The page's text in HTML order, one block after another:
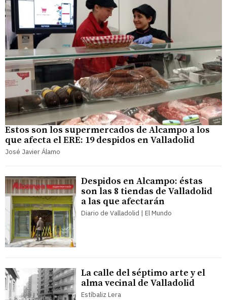
Estos son los supermercados de Alcampo a los
que afecta el ERE: 19 despidos en Valladolid
José Javier Álamo
Despidos en Alcampo: éstas
son las 8 tiendas de Valladolid
a las que afectarán
Diario de Valladolid | El Mundo
La calle del séptimo arte y el
alma vecinal de Valladolid
Estíbaliz Lera